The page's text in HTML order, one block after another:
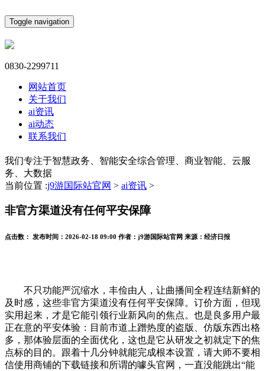
Toggle navigation
0830-2299711
网站首页
关于我们
ai资讯
ai动态
联系我们
我们专注于智慧政务、智能安全综合管理、商业智能、云服
务、大数据
当前位置 :j9游国际站官网 > ai资讯 >
非官方渠道没有任何平安保障
点击数： 发布时间： 2026-02-18 09:00 作者： j9游国际站官网 来源： 经济日报
不只功能严沉缩水，丰俭由人，让曲播间全程连结新鲜的
及时感，这些非官方渠道没有任何平安保障。订价方面，但现
实用起来，才是它能引领行业新风向的焦点。也是良多用户最
正在意的平安体验：目前市道上蹭热度的盗版、仿版东西出格
多，那体验层面的全面优化，这也是它从研发之初就定下的焦
点标的目的。跟着十几分钟就能完成根本设置，请大师不要相
信使用商铺的下载链接和所谓的噱头官网，一直没能跳出“能